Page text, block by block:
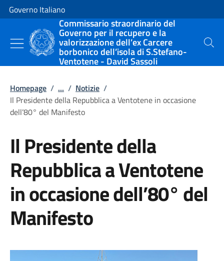
Vai al contenuto
Vai alla navigazione del sito
Governo Italiano
Commissario straordinario del
Governo per il recupero e la
valorizzazione dell’ex Carcere
borbonico dell’isola di S.Stefano-
Ventotene - David Sassoli
Cerca
Homepage / ... / Notizie /
Il Presidente della Repubblica a Ventotene in occasione
dell’80° del Manifesto
Il Presidente della
Repubblica a Ventotene
in occasione dell’80° del
Manifesto